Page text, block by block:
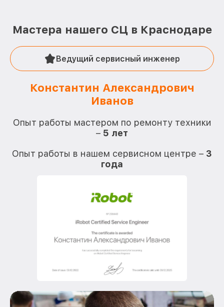
Мастера нашего СЦ в Краснодаре
Ведущий сервисный инженер
Константин Александрович
Иванов
Опыт работы мастером по ремонту техники
– 5 лет
Опыт работы в нашем сервисном центре – 3
года